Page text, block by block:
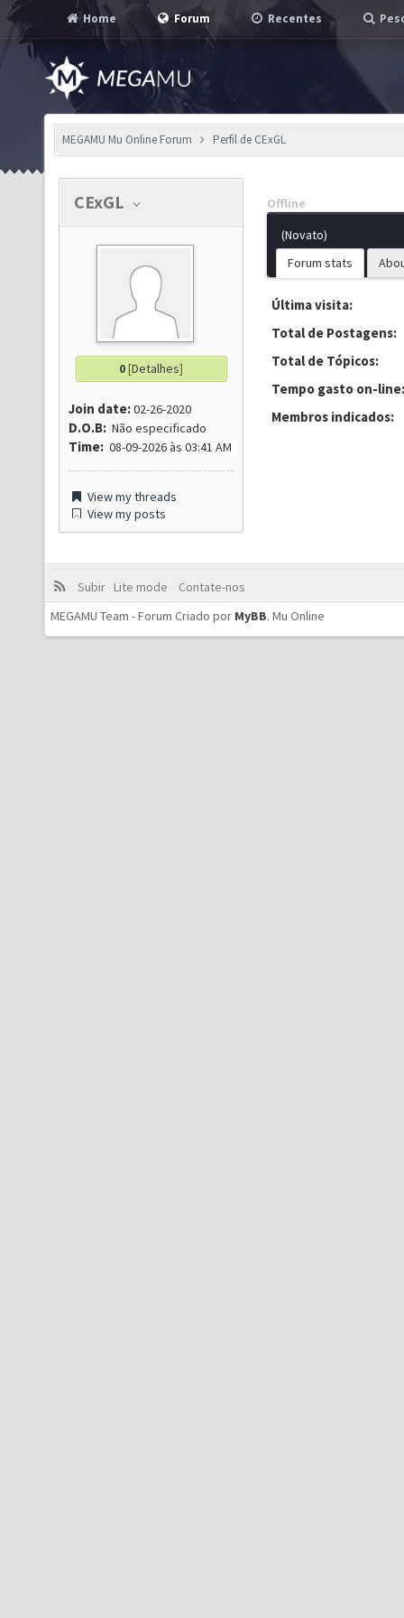
Home Forum Recentes
MEGAMU Mu Online Forum Perfil de CExGL
CExGL
0[Detalhes]
Join date:02-26-2020
D.O.B: Não especificado
Time: 08-09-2026 às 03:41 AM
View my threads
View my posts
Offline
(Novato)
Forum stats
Última visita:
Total de Postagens:
Total de Tópicos:
Tempo gasto on-line:
Membros indicados:
Subir Lite mode
Contate-nos
MEGAMU Team - Forum Criado por MyBB. Mu Online